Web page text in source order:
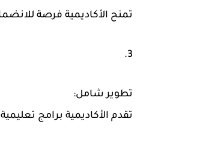
تمنح الأكاديمية فرصة
تطوير شامل:
تقدم الأكاديمية برامج